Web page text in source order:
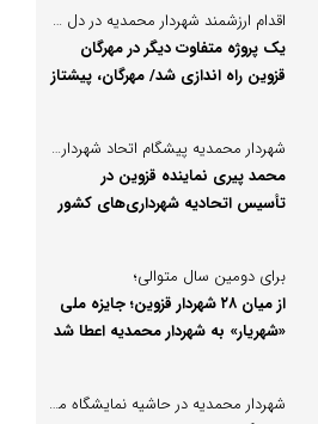
اقدام ارزشمند شهردار محمدیه در دل شهر؛
یک پروژه متفاوت دیگر در مهرگان
قزوین راه اندازی شد/ مهرگان، پیشتاز
شهردار محمدیه پیشگام اتحاد شهرداری‌ها شد؛
محمد پیری نماینده قزوین در
تأسیس اتحادیه شهرداری‌های کشور
برای دومین سال متوالی؛
از میان ۲۸ شهردار قزوین؛ جایزه ملی
«شهریار» به شهردار محمدیه اعطا شد
شهردار محمدیه در حاشیه نمایشگاه مدیریت شهری در گفتگو با پُرسون مطرح کرد: